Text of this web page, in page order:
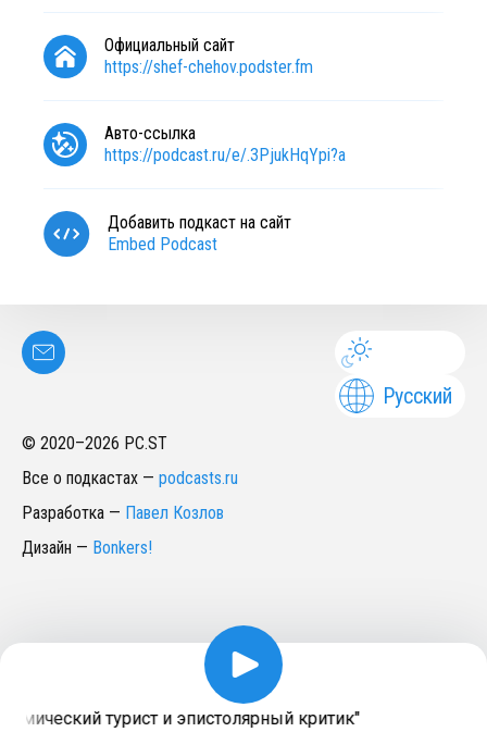
Официальный сайт
https://shef-chehov.podster.fm
Авто-ссылка
https://podcast.ru/e/.3PjukHqYpi?a
Добавить подкаст на сайт
Embed Podcast
Русский
© 2020–2026 PC.ST
Все о подкастах — podcasts.ru
Разработка — Павел Козлов
Дизайн — Bonkers!
турист и эпистолярный критик"